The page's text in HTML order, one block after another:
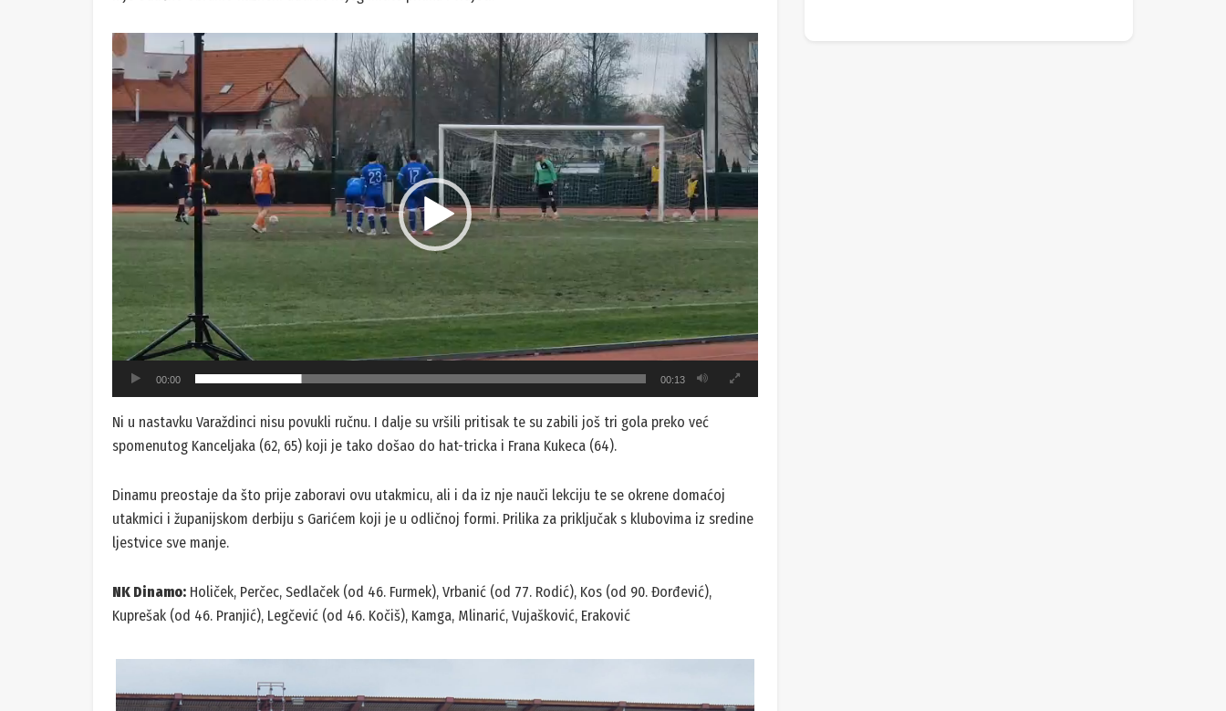
Reproduktor
videozapisa
00:00 00:13
Ni u nastavku Varaždinci nisu povukli ručnu. I dalje su vršili pritisak te su zabili još tri gola preko već
spomenutog Kanceljaka (62, 65) koji je tako došao do hat-tricka i Frana Kukeca (64).
Dinamu preostaje da što prije zaboravi ovu utakmicu, ali i da iz nje nauči lekciju te se okrene domaćoj
utakmici i županijskom derbiju s Garićem koji je u odličnoj formi. Prilika za priključak s klubovima iz sredine
ljestvice sve manje.
NK Dinamo: Holiček, Perčec, Sedlaček (od 46. Furmek), Vrbanić (od 77. Rodić), Kos (od 90. Đorđević),
Kuprešak (od 46. Pranjić), Legčević (od 46. Kočiš), Kamga, Mlinarić, Vujašković, Eraković